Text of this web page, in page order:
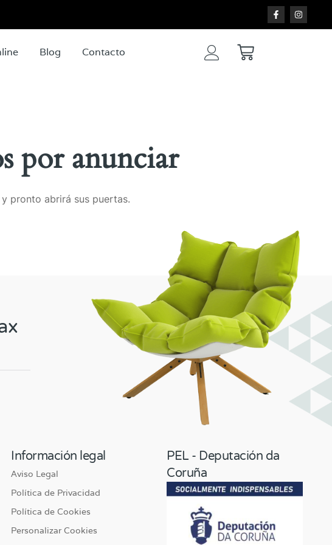
Blog Contacto
por anunciar
pronto abrirá sus puertas.
Información legal
Aviso Legal
Política de Privacidad
Política de Cookies
Personalizar Cookies
PEL - Deputación da
Coruña